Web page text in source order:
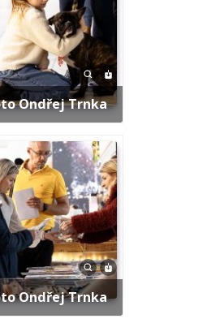
Ondřej Trnka
Ondřej Trnka